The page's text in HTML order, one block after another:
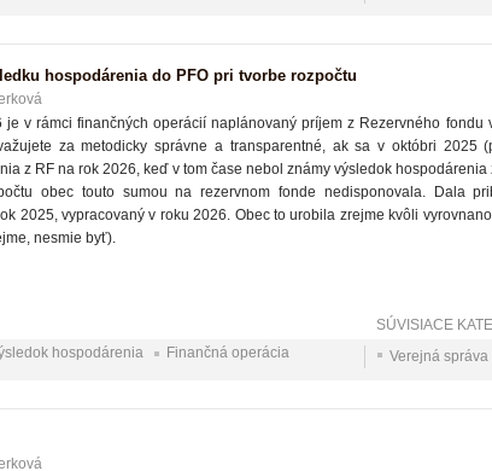
hospodárenia do PFO pri tvorbe rozpočtu
v rámci finančných operácií naplánovaný príjem z Rezervného fondu
za metodicky správne a transparentné, ak sa v októbri 2025
z RF na rok 2026, keď v tom čase nebol známy výsledok hospodárenia
obec touto sumou na rezervnom fonde nedisponovala. Dala
2025, vypracovaný v roku 2026. Obec to urobila zrejme kvôli
nesmie byť).
hospodárenia Finančná operácia
SÚVISIACE
Verejná správa